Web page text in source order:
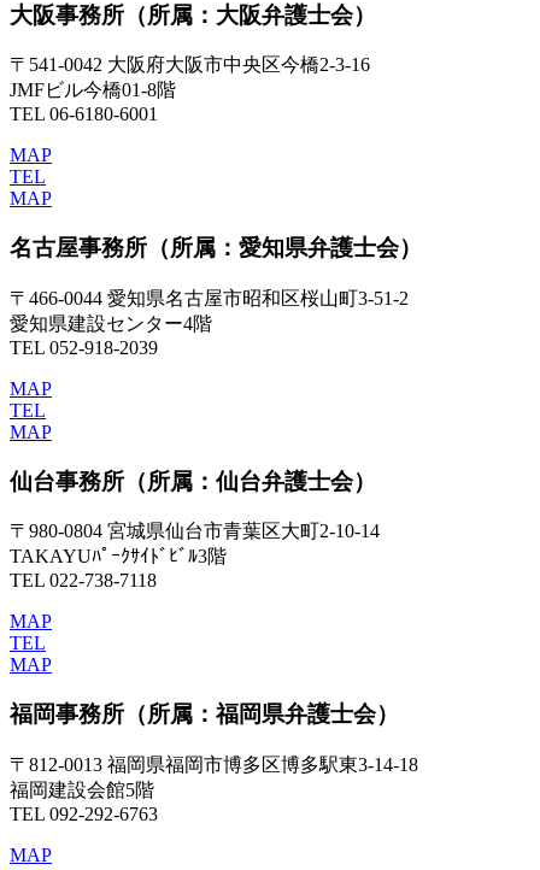
大阪事務所 （所属：大阪弁護士会）
〒541-0042 大阪府大阪市中央区今橋2-3-16
JMFビル今橋01-8階
TEL 06-6180-6001
MAP
TEL
MAP
名古屋事務所 （所属：愛知県弁護士会）
〒466-0044 愛知県名古屋市昭和区桜山町3-51-2
愛知県建設センター4階
TEL 052-918-2039
MAP
TEL
MAP
仙台事務所 （所属：仙台弁護士会）
〒980-0804 宮城県仙台市青葉区大町2-10-14
TAKAYUﾊﾟｰｸｻｲﾄﾞﾋﾞﾙ3階
TEL 022-738-7118
MAP
TEL
MAP
福岡事務所 （所属：福岡県弁護士会）
〒812-0013 福岡県福岡市博多区博多駅東3-14-18
福岡建設会館5階
TEL 092-292-6763
MAP